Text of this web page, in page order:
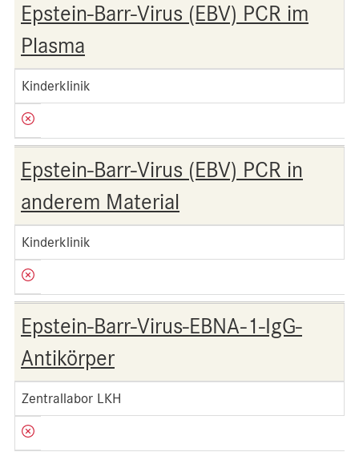
Epstein-Barr-Virus (EBV) PCR im
Plasma
Kinderklinik
Epstein-Barr-Virus (EBV) PCR in
anderem Material
Kinderklinik
Epstein-Barr-Virus-EBNA-1-IgG-
Antikörper
Zentrallabor LKH